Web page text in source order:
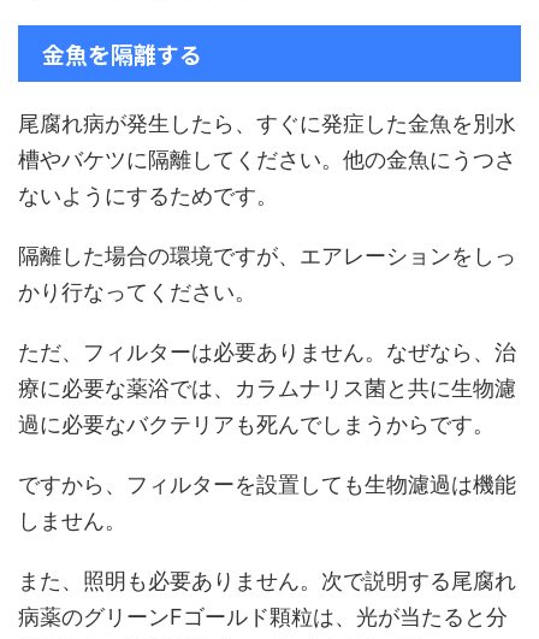
金魚を隔離する
尾腐れ病が発生したら、すぐに発症した金魚を別水
槽やバケツに隔離してください。他の金魚にうつさ
ないようにするためです。
隔離した場合の環境ですが、エアレーションをしっ
かり行なってください。
ただ、フィルターは必要ありません。なぜなら、治
療に必要な薬浴では、カラムナリス菌と共に生物濾
過に必要なバクテリアも死んでしまうからです。
ですから、フィルターを設置しても生物濾過は機能
しません。
また、照明も必要ありません。次で説明する尾腐れ
病薬のグリーンFゴールド顆粒は、光が当たると分